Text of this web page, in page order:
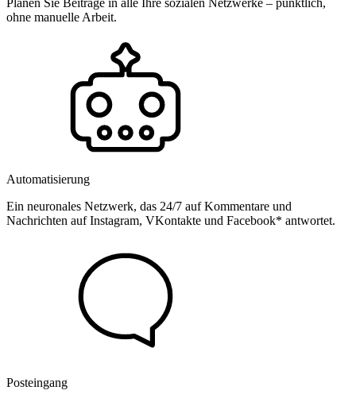
Planen Sie Beiträge in alle Ihre sozialen Netzwerke – pünktlich,
ohne manuelle Arbeit.
Automatisierung
Ein neuronales Netzwerk, das 24/7 auf Kommentare und
Nachrichten auf Instagram, VKontakte und Facebook* antwortet.
Posteingang